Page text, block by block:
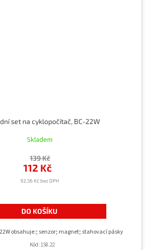
set na cyklopočítač, BC-22W
Skladem
92,56 Kč bez DPH
112 Kč
139 Kč
DO KOŠÍKU
obsahuje:; senzor; magnet; stahovací pásky
Kód: 158.22